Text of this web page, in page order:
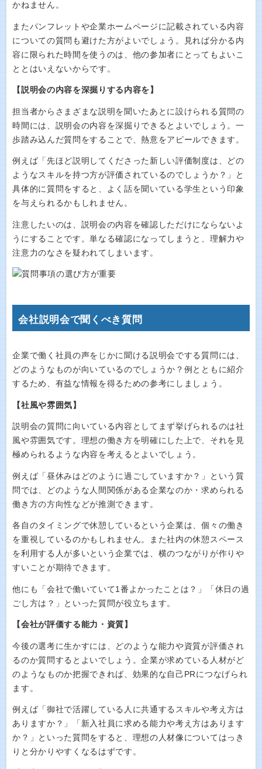
かねません。
またパンフレットや企業ホームページに記載されている内容
についての質問も避けた方がよいでしょう。見れば分かる内
容に限られた時間を使うのは、他の参加者にとってもよいこ
ととはいえないからです。
【説明会の内容を深掘りする内容を】
担当者からさまざまな説明を聞いたあとに設けられる質問の
時間には、説明会の内容を深掘りできるとよいでしょう。一
歩踏み込んだ質問をすることで、熱意をアピールできます。
例えば「先ほど説明してくださった新しい評価制度は、どの
ようなスキルを持つ方が評価されているのでしょうか？」と
具体的に質問をすると、よく話を聞いている学生という印象
を与えられるかもしれません。
注意したいのは、説明会の内容を確認しただけにならないよ
うにすることです。単なる確認になってしまうと、理解力や
注意力のなさを疑われてしまいます。
会社説明会で聞くべき質問
企業で働く社員の声をじかに聞ける説明会でする質問には、
どのようなものが向いているのでしょうか？例とともに紹介
するため、有益な情報を得るための参考にしましょう。
【社風や雰囲気】
説明会の質問に向いている内容としてまず挙げられるのは社
風や雰囲気です。理想の働き方を明確にした上で、それを見
極められるような内容を考えるとよいでしょう。
例えば「昼休みはどのように過ごしていますか？」という質
問では、どのような人間関係がある企業なのか・求められる
働き方の方向性などが推測できます。
各自のタイミングで休憩しているという企業は、個々の働き
を重視しているのかもしれません。また社内の休憩スペース
を利用する人が多いという企業では、横のつながりが作りや
すいことが期待できます。
他にも「会社で働いていて1番よかったことは？」「休日の過
ごし方は？」といった質問が役立ちます。
【会社が評価する能力・資質】
今後の選考に生かすには、どのような能力や資質が評価され
るのか質問するとよいでしょう。企業が求めている人材がど
のようなものか把握できれば、効果的な自己PRにつなげられ
ます。
例えば「御社で活躍している人に共通するスキルや考え方は
ありますか？」「新入社員に求める能力や考え方はあります
か？」といった質問をすると、理想の人材像についてはっき
りと分かりやすくなるはずです。